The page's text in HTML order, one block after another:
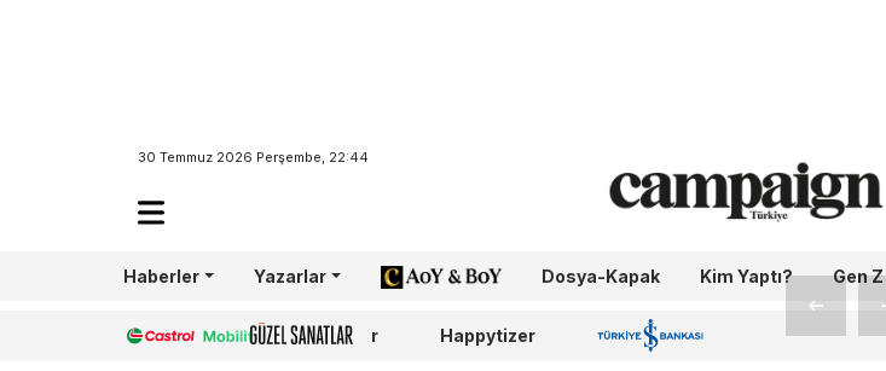
30 Temmuz 2026 Perşembe, 22:44
Haberler Yazarlar AoY/BoY Dosya-Kapak Kim Yaptı? Gen Z
Castrol Güzel Sanatlar Happytizer İş Bankası 100.Yıl OneIngage
“Waka Waka” ile…